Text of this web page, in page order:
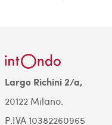
Largo Richini 2/a,
20122 Milano.
P.IVA 10382260965